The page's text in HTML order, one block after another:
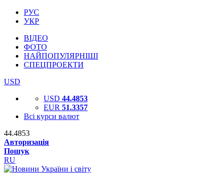
РУС
УКР
ВІДЕО
ФОТО
НАЙПОПУЛЯРНІШІ
СПЕЦПРОЕКТИ
USD
USD 44.4853
EUR 51.3357
Всі курси валют
44.4853
Авторизація
Пошук
RU